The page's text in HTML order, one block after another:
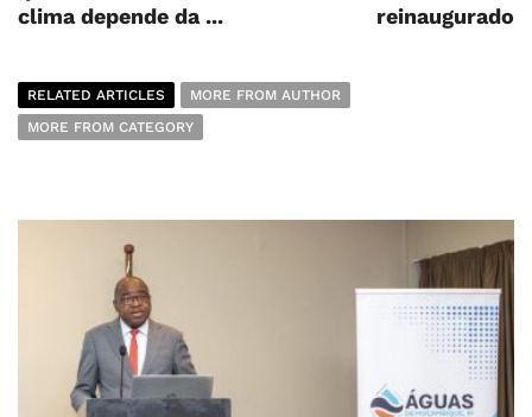
clima depende da ...
reinaugurado
RELATED ARTICLES
MORE FROM AUTHOR
MORE FROM CATEGORY